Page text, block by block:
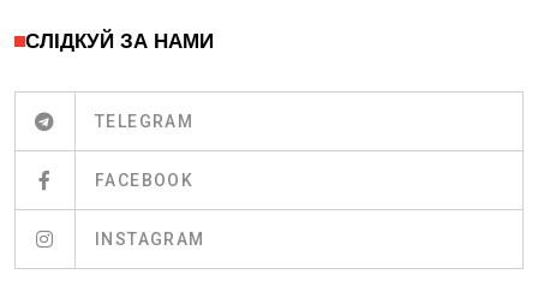
СЛІДКУЙ ЗА НАМИ
TELEGRAM
FACEBOOK
INSTAGRAM